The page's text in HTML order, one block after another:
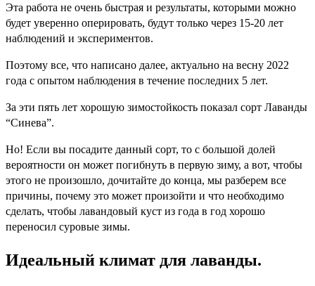
Эта работа не очень быстрая и результаты, которыми можно
будет уверенно оперировать, будут только через 15-20 лет
наблюдений и экспериментов.
Поэтому все, что написано далее, актуально на весну 2022
года с опытом наблюдения в течение последних 5 лет.
За эти пять лет хорошую зимостойкость показал сорт Лаванды
“Синева”.
Но! Если вы посадите данный сорт, то с большой долей
вероятности он может погибнуть в первую зиму, а вот, чтобы
этого не произошло, дочитайте до конца, мы разберем все
причины, почему это может произойти и что необходимо
сделать, чтобы лавандовый куст из года в год хорошо
переносил суровые зимы.
Идеальный климат для лаванды.